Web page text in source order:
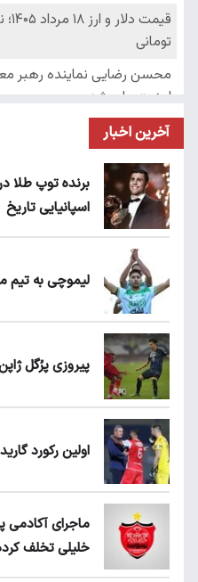
آخرین اخبار
برنده توپ طلا
اسپانیایی تاریخ
لیموچی به
پیروزی پرُگل
اولین رکورد
ماجرای
خلیلی تخلف